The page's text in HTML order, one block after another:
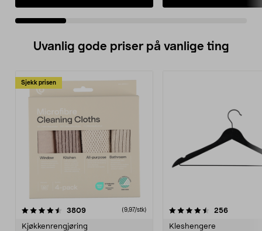
Uvanlig gode priser på vanlige ting
Sjekk prisen
3809anmeldelser(9,97/stk)
Kjøkkenrengjøring
4.5av 5 stjerner 256
Kleshengere
4.5av 5 stjerner